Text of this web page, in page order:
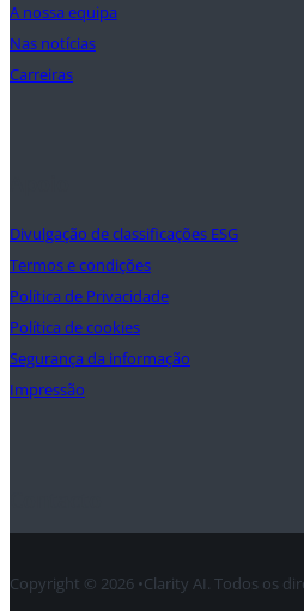
A nossa equipa
Nas notícias
Carreiras
Divulgação de classificações ESG
Termos e condições
Política de Privacidade
Política de cookies
Segurança da informação
Impressão
Copyright © 2026 •Clarity AI. Todos os